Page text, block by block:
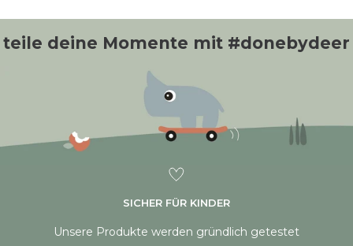
teile deine Momente mit #donebydeer
SICHER FÜR KINDER
Unsere Produkte werden gründlich getestet